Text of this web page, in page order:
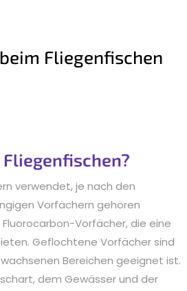
Fliegenfischen
verwendet, je nach den
Vorfächern gehören
Vorfächer, die eine
Geflochtene Vorfächer sind
Bereichen geeignet ist.
dem Gewässer und der